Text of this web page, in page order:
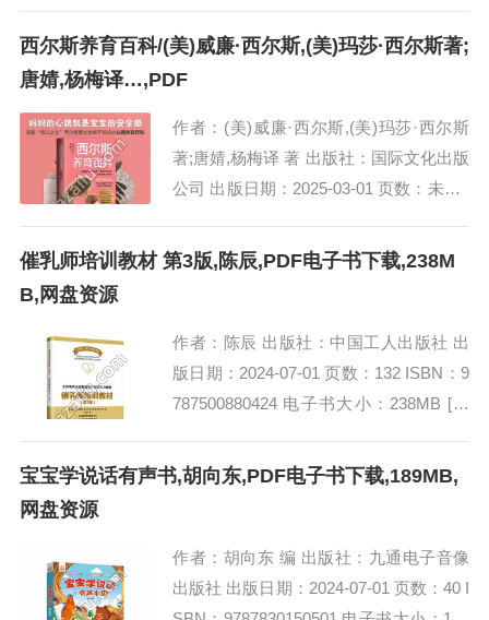
的...
西尔斯养育百科/(美)威廉·西尔斯,(美)玛莎·西尔斯著;
唐婧,杨梅译…,PDF
作者：(美)威廉·西尔斯,(美)玛莎·西尔斯
著;唐婧,杨梅译 著 出版社：国际文化出版
公司 出版日期：2025-03-01 页数：未知 I
M...
催乳师培训教材 第3版,陈辰,PDF电子书下载,238M
B,网盘资源
作者：陈辰 出版社：中国工人出版社 出
版日期：2024-07-01 页数：132 ISBN：9
787500880424 电子书大小：238MB [高
《催...
宝宝学说话有声书,胡向东,PDF电子书下载,189MB,
网盘资源
作者：胡向东 编 出版社：九通电子音像
出版社 出版日期：2024-07-01 页数：40 I